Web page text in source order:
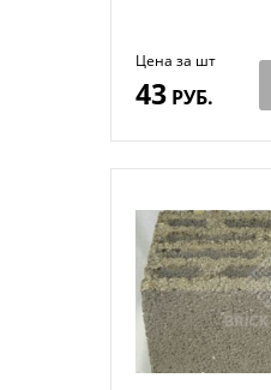
Цена за шт
43РУБ.